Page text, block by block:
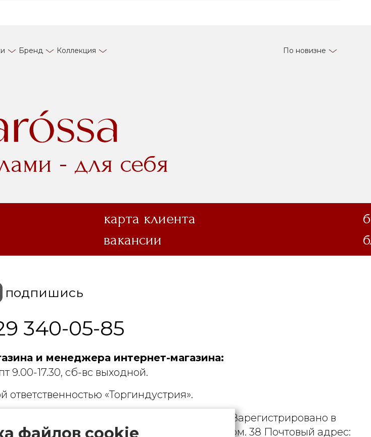
Бренд Коллекция По новизне
- для себя
карта клиента
вакансии
подпишись
340-05-85
и менеджера интернет-магазина:
9.00-17.30, сб-вс выходной.
«Торгиндустрия».
01.06.2022. УНП 190729471. Зарегистрировано в
220007, г. Минск, ул. Фабрициуса, д. 9А, пом. 38 Почтовый адрес:
файлов cookie